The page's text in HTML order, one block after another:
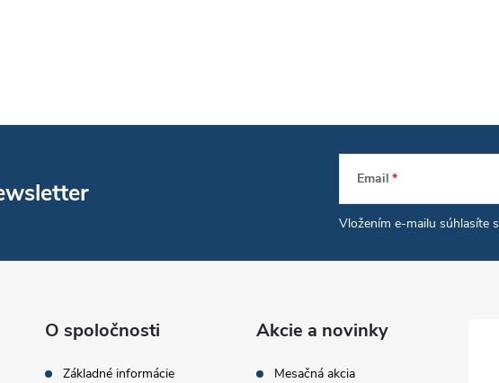
Email
Vložením e-mailu súhlasíte s
O spoločnosti
Základné informácie
Akcie a novinky
Mesačná akcia